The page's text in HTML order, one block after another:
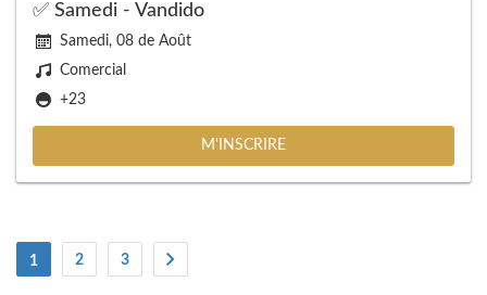
✅ Samedi - Vandido
Samedi, 08 de Août
Comercial
+23
M'INSCRIRE
1 (actuel)
2 3